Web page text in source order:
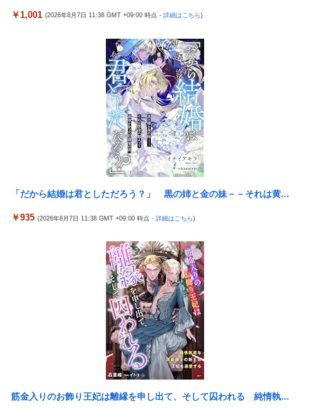
【日向坂46】 かほりん、ありのままの姿・・・【藤嶌果歩1st写
【パ順位】鷹========猫-公=====檻-/==鴎=========鷲
【悲報】みのもんたさん、代表作が「クイズミリオネア」しかな
【幽霊否定派、完全論破】幽霊がいないなら午前2時に一人で墓
石を木刀で叩き割れるよな？ｗｗｗｗｗ
神谷玲子の新台は神ぱち!? #75【「e七つの大罪3」1回転で大当
たり＝速さが段違い！渾身のRUSHに神谷が挑む！！】
【実戦報告】Lストリートファイター6の評判まとめ！ヤレる感が
4号機ジジイ「どんなノーマルタイプでも下皿はガッチガチがデ
フォ」←マジで無駄な事やってるよな
【画像】田中みな実さん、妊娠中とは思えないヒール姿で登場し
ワイ手取り15万正社員→副業でウーバーやってるんやが金がない
株式投資、若年男性の自信喪失の原因に-6割超が「人生の敗者」
韓国警察、大韓サッカー協会を家宅捜索 代表監督選考巡り
パヨク「アジア人民、中国人民と連帯して戦おー！悪政高市を打
フォ」←マジで無駄な事やってるよな
演出に一喜一憂してる方が脳死なんよ」
【バンダイ】「食玩」「プライズ」「ガシャポン」2026年8月発
売商品【発売スケジュール】
【悲報】AV女優さん、キモオタチー牛弱男どもの「おはよう」に
【〈物語〉シリーズ】セガ「忍野忍」「斧乃木余接」プライズフ
ィギュア【彩色原型公開】
三菱自動車、「パジェロ」の中型版・小型版も発売へ
【衝撃】 中国製ルーター20機種にバックドア発見！ ネットに繋
ぐだけで35秒ごとに中国のサーバーと通信
【有能】政府「トラックはサービスエリア利用有料化すればサボ
らず走るし流問題解決じゃね？」
母と一緒の時に、明らかに足に障害がある方が歩いていた。母
「なんであんな歩き方なの？ふざけてるの？」
伊勢鈴蘭さん、コカ・コーラ愛を全力アピール！
今季もタイトル獲得を目指すFC町田ゼルビア黒田剛監督が抱負を
富士登山ツアー中に64歳男性死亡 8合目付近で意識失う
￥1,001 (2026年8月7日 11:38 GMT +09:00 時点 - 詳細はこちら)
「だから結婚は君としただろう？」 黒の姉と金の妹－－それは黄...
￥935 (2026年8月7日 11:38 GMT +09:00 時点 - 詳細はこちら)
筋金入りのお飾り王妃は離縁を申し出て、そして囚われる 純情執...